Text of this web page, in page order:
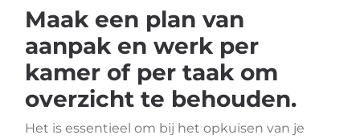
Maak een plan van
aanpak en werk per
kamer of per taak om
overzicht te behouden.
Het is essentieel om bij het opkuisen van je